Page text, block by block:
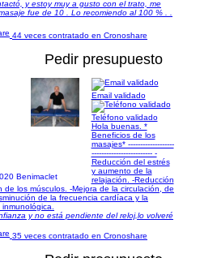
y estoy muy a gusto con el trato, me
fue de 10 . Lo recomiendo al 100 % . .
44 veces contratado en Cronoshare
Pedir presupuesto
Benimaclet
Email validado
Teléfono validado
Hola buenas. *
Beneficios de los
masajes* -------------------
------------------------- -
Reducción del estrés
y aumento de la
relajación. -Reducción
los músculos. -Mejora de la circulación, de
de la frecuencia cardíaca y la
y no está pendiente del reloj,lo volveré
35 veces contratado en Cronoshare